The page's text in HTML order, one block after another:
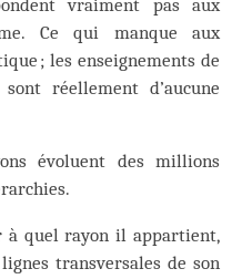
vraiment pas aux
Ce qui manque aux
; les enseignements de
réellement d’aucune
évoluent des millions
à quel rayon il appartient,
transversales de son